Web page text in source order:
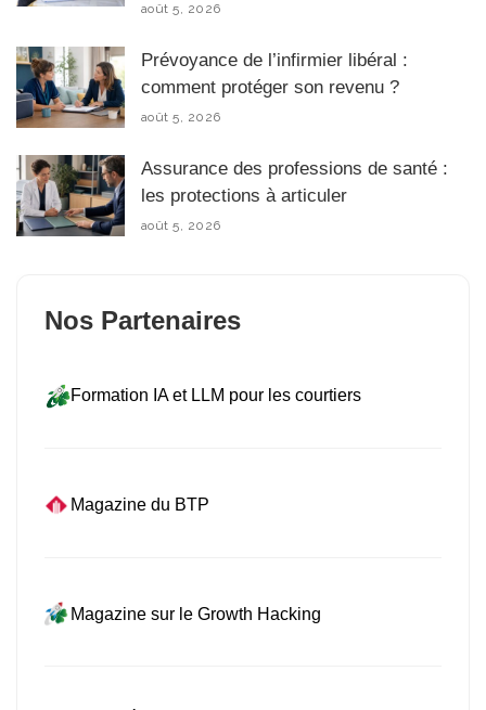
août 5, 2026
Prévoyance de l’infirmier libéral :
comment protéger son revenu ?
août 5, 2026
Assurance des professions de santé :
les protections à articuler
août 5, 2026
Nos Partenaires
Formation IA et LLM pour les courtiers
Magazine du BTP
Magazine sur le Growth Hacking